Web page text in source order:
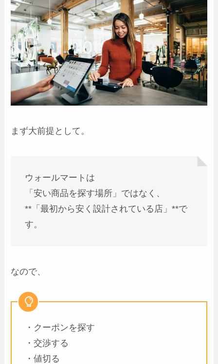
まず大前提として。
ウォールマートは
「安い商品を探す場所」ではなく、
**「最初から安く設計されている店」**で
す。
なので、
・クーポンを探す
・交渉する
・値切る